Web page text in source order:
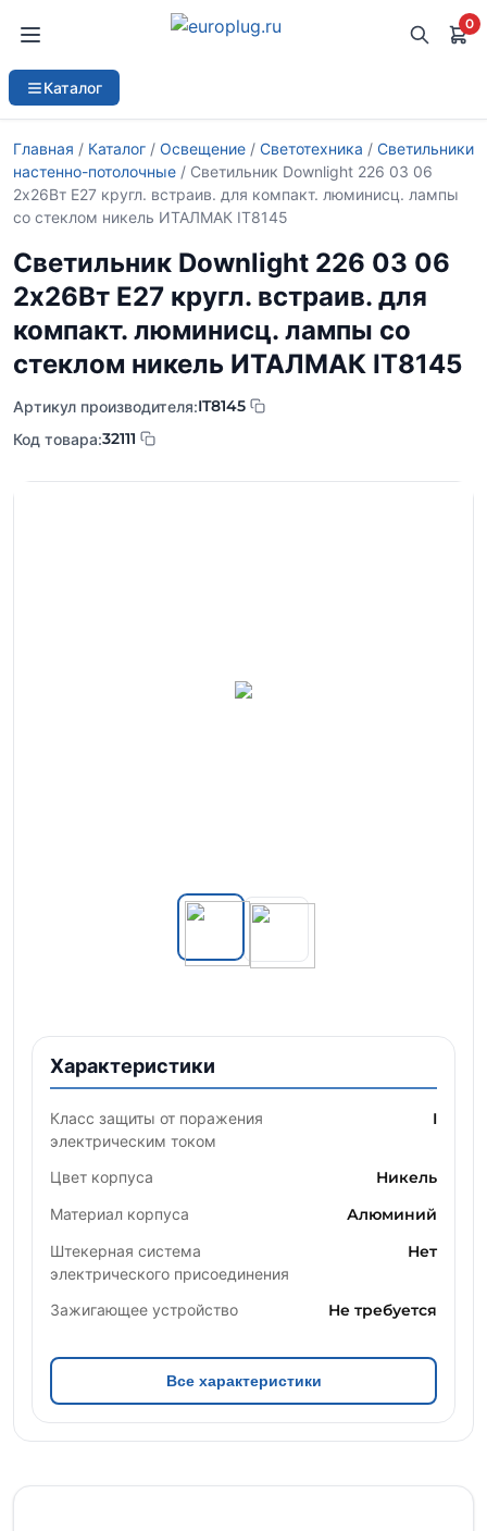
0
Каталог
Главная / Каталог / Освещение / Светотехника / Светильники
настенно-потолочные / Светильник Downlight 226 03 06
2х26Вт E27 кругл. встраив. для компакт. люминисц. лампы
со стеклом никель ИТАЛМАК IT8145
Светильник Downlight 226 03 06
2х26Вт E27 кругл. встраив. для
компакт. люминисц. лампы со
стеклом никель ИТАЛМАК IT8145
Артикул производителя:IT8145
Код товара:32111
Характеристики
Класс защиты от поражения
электрическим током
I
Цвет корпуса Никель
Материал корпуса Алюминий
Штекерная система
электрического присоединения
Нет
Зажигающее устройство Не требуется
Все характеристики